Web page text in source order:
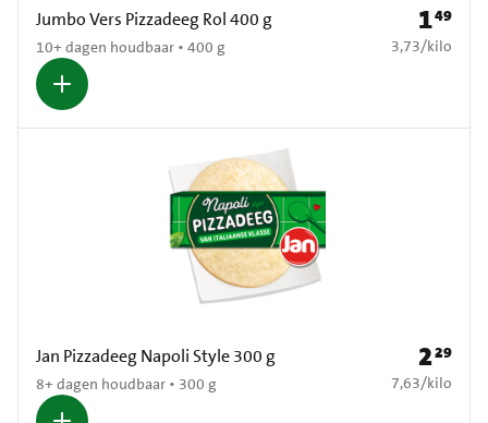
Jumbo Vers Pizzadeeg Rol 400 g
10+ dagen houdbaar • 400 g
Prijs: €
149
€ 3,73 per kilo
3,73/kilo
Jan Pizzadeeg Napoli Style 300 g
8+ dagen houdbaar • 300 g
Prijs: €
229
€ 7,63 per kilo
7,63/kilo